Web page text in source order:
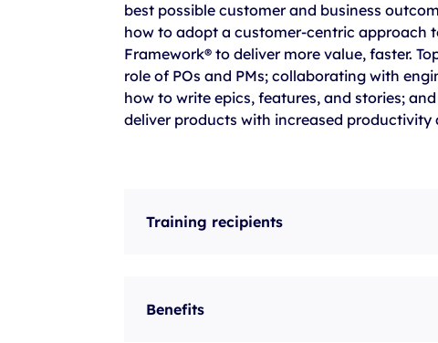
szkolenia
egzaminy
best possible customer and business
how to adopt a customer-centric approach
Framework® to deliver more value, faster.
role of POs and PMs; collaborating with
how to write epics, features, and stories;
deliver products with increased productivity
Training recipients
Benefits